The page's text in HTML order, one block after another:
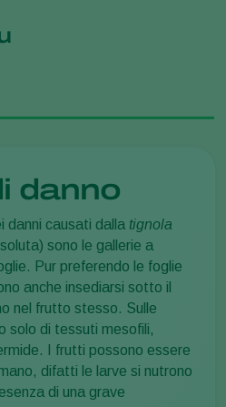
danno
danni causati dalla tignola
sono le gallerie a
Pur preferendo le foglie
anche insediarsi sotto il
nel frutto stesso. Sulle
solo di tessuti mesofili,
I frutti possono essere
difatti le larve si nutrono
di una grave